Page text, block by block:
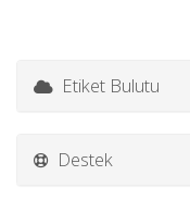
Etiket Bulutu
Destek